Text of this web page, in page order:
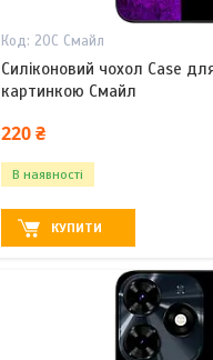
20С Смайл
Силіконовий чохол Case
картинкою Смайл
220 ₴
В наявності
КУПИТИ